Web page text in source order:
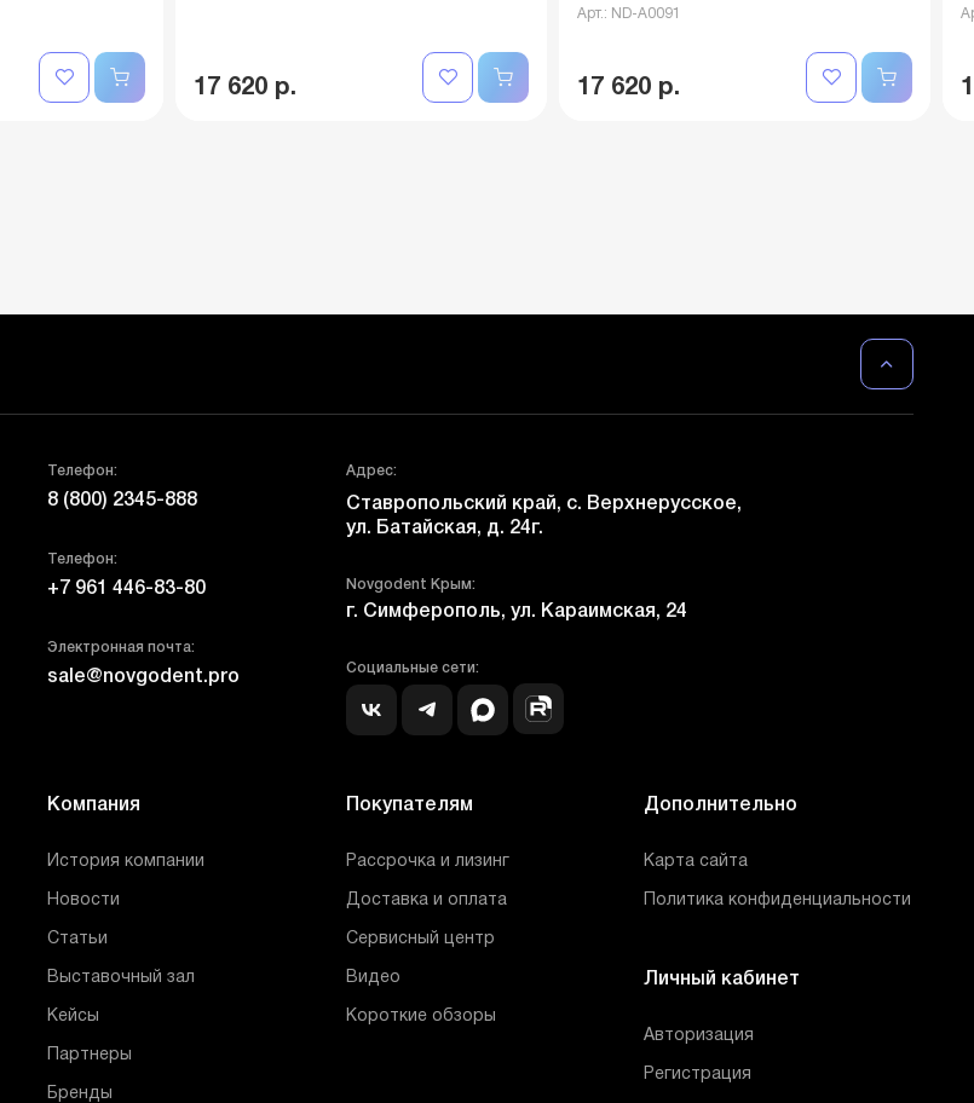
17 620 р.
Арт.: ND-A0091
17 620 р.
Телефон:
8 (800) 2345-888
Телефон:
+7 961 446-83-80
Электронная почта:
sale@novgodent.pro
Адрес:
Ставропольский край, с. Верхнерусское,
ул. Батайская, д. 24г.
Novgodent Крым:
г. Симферополь, ул. Караимская, 24
Социальные сети:
Компания
История компании
Новости
Статьи
Выставочный зал
Кейсы
Партнеры
Бренды
Покупателям
Рассрочка и лизинг
Доставка и оплата
Сервисный центр
Видео
Короткие обзоры
Дополнительно
Карта сайта
Политика конфиденциальности
Личный кабинет
Авторизация
Регистрация